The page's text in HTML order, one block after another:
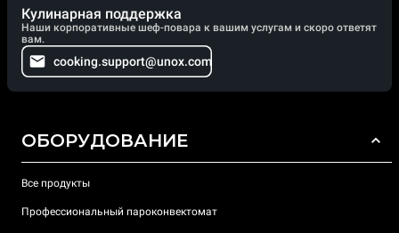
Кулинарная поддержка
Наши корпоративные шеф-повара к вашим услугам и скоро ответят
вам.
cooking.support@unox.com
ОБОРУДОВАНИЕ
Все продукты
Профессиональный пароконвектомат